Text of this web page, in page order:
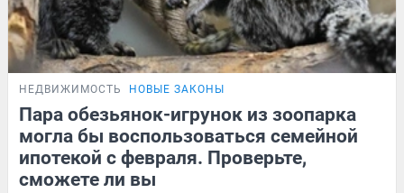
НЕДВИЖИМОСТЬ НОВЫЕ ЗАКОНЫ
Пара обезьянок-игрунок из зоопарка
могла бы воспользоваться семейной
ипотекой с февраля. Проверьте,
сможете ли вы